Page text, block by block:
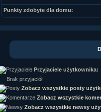
artykułów:
galerii:21,490
na forum:3,921
na forum:319,637
do materiałów:
pochwał:3,327
Punkty zdobyte dla domu:
Przyjaciele użytkownika:
Brak przyjaciół
Zobacz wszystkie posty
Zobacz wszystkie
Zobacz wszystkie newsy